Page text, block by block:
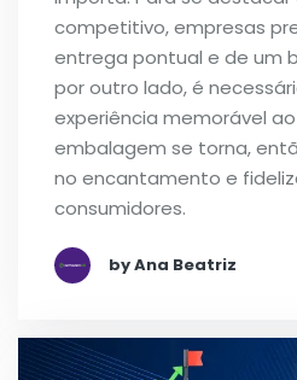
competitivo, empresas
entrega pontual e de um
por outro lado, é
experiência memorável
embalagem se torna,
no encantamento e
consumidores.
by Ana Beatriz